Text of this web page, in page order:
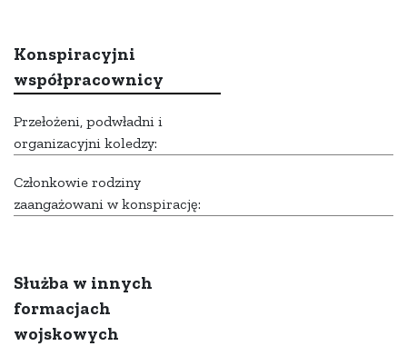
Konspiracyjni
współpracownicy
Przełożeni, podwładni i
organizacyjni koledzy:
Członkowie rodziny
zaangażowani w konspirację:
Służba w innych
formacjach
wojskowych